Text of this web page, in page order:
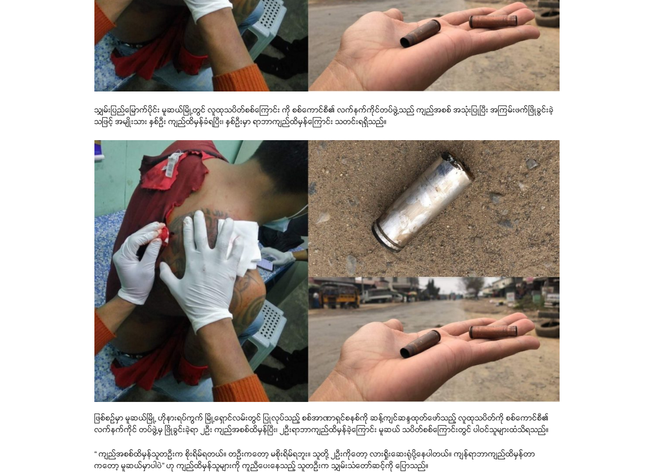
သျှမ်းပြည်မြောက်ပိုင်း မူဆယ်မြို့တွင် လူထုသပိတ်စစ်ကြောင်း ကို စစ်ကောင်စီ၏ လက်နက်ကိုင်တပ်ဖွဲ့သည် ကျည်အစစ် အသုံးပြုပြီး အကြမ်းဖက်ဖြိုခွင်းခဲ့
သဖြင့် အမျိုးသား နှစ်ဦး ကျည်ထိမှန်ခံရပြီး၊ နှစ်ဦးမှာ ရာဘာကျည်ထိမှန်ကြောင်း သတင်းရရှိသည်။
ဖြစ်စဉ်မှာ မူဆယ်မြို့ ဟိုနားရပ်ကွက် မြို့ရှောင်လမ်းတွင် ပြုလုပ်သည့် စစ်အာဏာရှင်စနစ်ကို ဆန့်ကျင်ဆန္ဒထုတ်ဖော်သည့် လူထုသပိတ်ကို စစ်ကောင်စီ၏
လက်နက်ကိုင် တပ်ဖွဲ့မှ ဖြိုခွင်းခဲ့ရာ ၂ဦး ကျည်အစစ်ထိမှန်ပြီး၊ ၂ဦးရာဘာကျည်ထိမှန်ခဲ့ကြောင်း မူဆယ် သပိတ်စစ်ကြောင်းတွင် ပါဝင်သူများထံသိရသည်။
“ ကျည်အစစ်ထိမှန်သူတဦးက စိုးရိမ်ရတယ်။ တဦးကတော့ မစိုးရိမ်ရဘူး။ သူတို့ ၂ဦးကိုတော့ လားရှိုးဆေးရုံပို့နေပါတယ်။ ကျန်ရာဘာကျည်ထိမှန်တာ
ကတော့ မူဆယ်မှာပါပဲ” ဟု ကျည်ထိမှန်သူများကို ကူညီပေးနေသည့် သူတဦးက သျှမ်းသံတော်ဆင့်ကို ပြောသည်။